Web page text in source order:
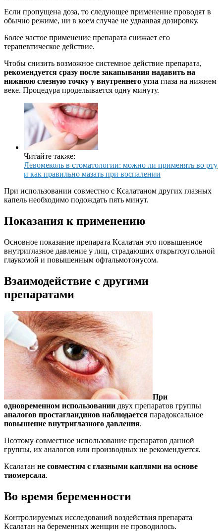
Если пропущена доза, то следующее применение проводят в
обычно режиме, ни в коем случае не удваивая дозировку.
Более частое применение препарата снижает его
терапевтическое действие.
Чтобы снизить возможное системное действие препарата,
рекомендуется сразу после закапывания надавить на
нижнюю слезную точку у внутреннего угла глаза на нижнем
веке. Процедура проделывается одну минуту.
Читайте также:
Левомеколь в стоматологии: можно ли применять во рту
и как правильно мазать при воспалении
При использовании совместно с Ксалатаном других глазных
капель необходимо подождать пять минут.
Показания к применению
Основное показание препарата Ксалатан это повышенное
внутриглазное давление у лиц, страдающих открытоугольной
глаукомой и повышенным офтальмотонусом.
Взаимодействие с другими
препаратами
При
одновременном использовании двух препаратов группы
аналогов простагландинов наблюдается парадоксальное
повышение внутриглазного давления.
Поэтому совместное использование препаратов данной
группы, их аналогов или производных не рекомендуется.
Ксалатан не совместим с глазными каплями на основе
тиомерсала.
Во время беременности
Контролируемых исследований воздействия препарата
Ксалатан на беременных женщин не проводилось.